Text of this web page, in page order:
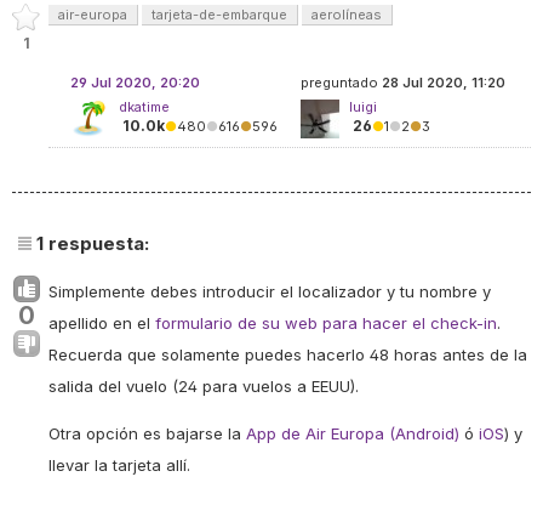
1
air-europa tarjeta-de-embarque aerolíneas
preguntado 28 Jul 2020, 11:20
luigi
26●1●2●3
29 Jul 2020, 20:20
dkatime
10.0k●480●616●596
1 respuesta:
0
Simplemente debes introducir el localizador y tu nombre y
apellido en el formulario de su web para hacer el check-in.
Recuerda que solamente puedes hacerlo 48 horas antes de la
salida del vuelo (24 para vuelos a EEUU).
Otra opción es bajarse la App de Air Europa (Android) ó iOS) y
llevar la tarjeta allí.